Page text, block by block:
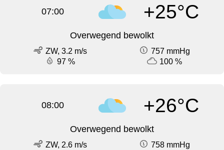
07:00 +25°C
Overwegend bewolkt
ZW, 3.2 m/s
757 mmHg
97 %
100 %
08:00 +26°C
Overwegend bewolkt
ZW, 2.6 m/s
758 mmHg